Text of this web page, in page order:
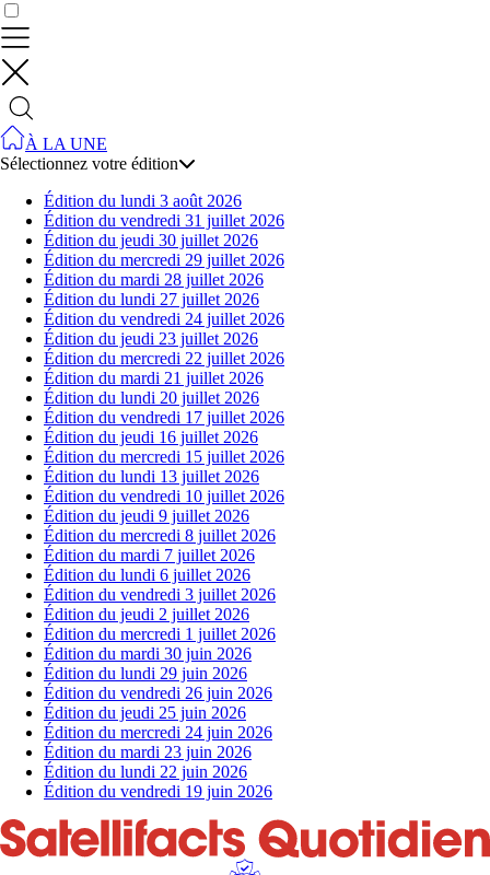
À LA UNE
Sélectionnez votre édition
Édition du lundi 3 août 2026
Édition du vendredi 31 juillet 2026
Édition du jeudi 30 juillet 2026
Édition du mercredi 29 juillet 2026
Édition du mardi 28 juillet 2026
Édition du lundi 27 juillet 2026
Édition du vendredi 24 juillet 2026
Édition du jeudi 23 juillet 2026
Édition du mercredi 22 juillet 2026
Édition du mardi 21 juillet 2026
Édition du lundi 20 juillet 2026
Édition du vendredi 17 juillet 2026
Édition du jeudi 16 juillet 2026
Édition du mercredi 15 juillet 2026
Édition du lundi 13 juillet 2026
Édition du vendredi 10 juillet 2026
Édition du jeudi 9 juillet 2026
Édition du mercredi 8 juillet 2026
Édition du mardi 7 juillet 2026
Édition du lundi 6 juillet 2026
Édition du vendredi 3 juillet 2026
Édition du jeudi 2 juillet 2026
Édition du mercredi 1 juillet 2026
Édition du mardi 30 juin 2026
Édition du lundi 29 juin 2026
Édition du vendredi 26 juin 2026
Édition du jeudi 25 juin 2026
Édition du mercredi 24 juin 2026
Édition du mardi 23 juin 2026
Édition du lundi 22 juin 2026
Édition du vendredi 19 juin 2026
Contrôler vos données